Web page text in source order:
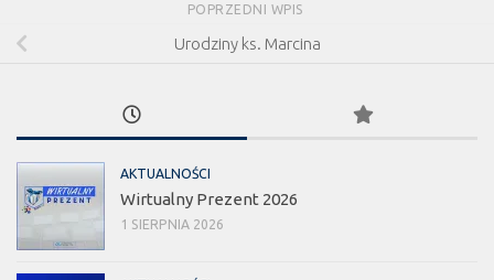
POPRZEDNI WPIS
Urodziny ks. Marcina
AKTUALNOŚCI
Wirtualny Prezent 2026
1 SIERPNIA 2026